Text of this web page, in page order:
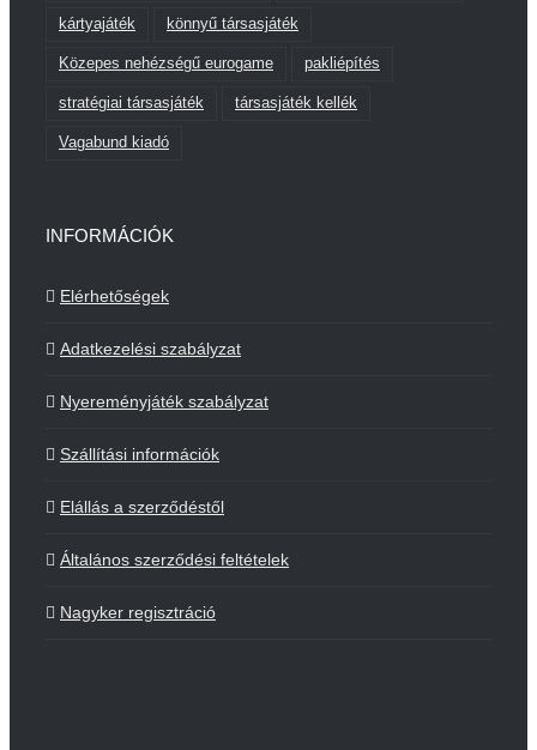
kártyajáték könnyű társasjáték
Közepes nehézségű eurogame pakliépítés
stratégiai társasjáték társasjáték kellék
Vagabund kiadó
INFORMÁCIÓK
Elérhetőségek
Adatkezelési szabályzat
Nyereményjáték szabályzat
Szállítási információk
Elállás a szerződéstől
Általános szerződési feltételek
Nagyker regisztráció